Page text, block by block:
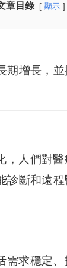
章目錄 顯示
期增長，並
，人們對醫
診斷和遠程
需求穩定、